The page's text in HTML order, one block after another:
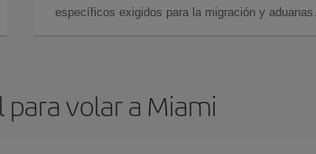
específicos exigidos para la migración y aduanas.
volar a Miami